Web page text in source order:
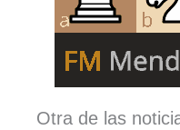
Otra de las